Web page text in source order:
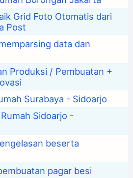
Grid Foto Otomatis dari
Post
data dan
Produksi / Pembuatan +
Surabaya - Sidoarjo
Sidoarjo -
beserta
pagar besi